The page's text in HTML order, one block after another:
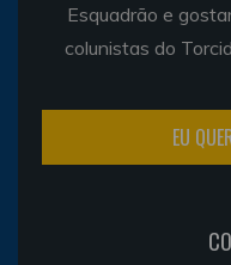
Esquadrão e
colunistas do
EU